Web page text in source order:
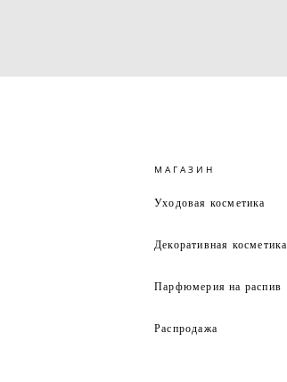
МАГАЗИН
Уходовая косметика
Декоративная косметика
Парфюмерия на распив
Распродажа